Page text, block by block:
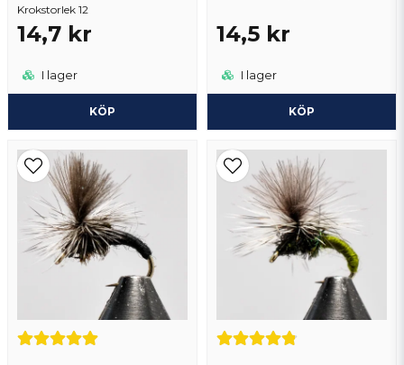
Krokstorlek 12
14,7 kr
I lager
KÖP
14,5 kr
I lager
KÖP